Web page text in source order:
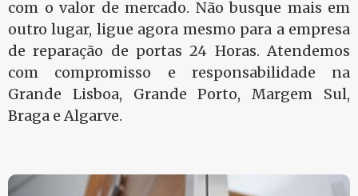
com o valor de mercado. Não busque mais em
outro lugar, ligue agora mesmo para a empresa
de reparação de portas 24 Horas. Atendemos
com compromisso e responsabilidade na
Grande Lisboa, Grande Porto, Margem Sul,
Braga e Algarve.